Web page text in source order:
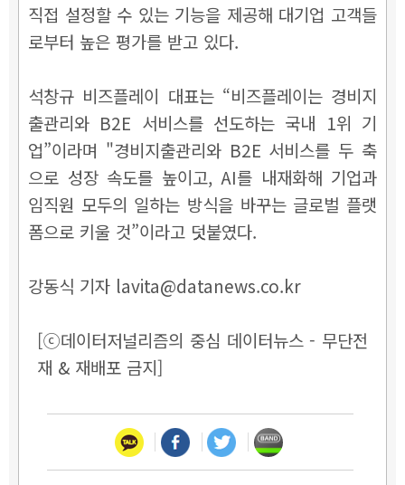
직접 설정할 수 있는 기능을 제공해 대기업 고객들
로부터 높은 평가를 받고 있다.
석창규 비즈플레이 대표는 “비즈플레이는 경비지
출관리와 B2E 서비스를 선도하는 국내 1위 기
업”이라며 "경비지출관리와 B2E 서비스를 두 축
으로 성장 속도를 높이고, AI를 내재화해 기업과
임직원 모두의 일하는 방식을 바꾸는 글로벌 플랫
폼으로 키울 것”이라고 덧붙였다.
강동식 기자 lavita@datanews.co.kr
[ⓒ데이터저널리즘의 중심 데이터뉴스 - 무단전
재 & 재배포 금지]